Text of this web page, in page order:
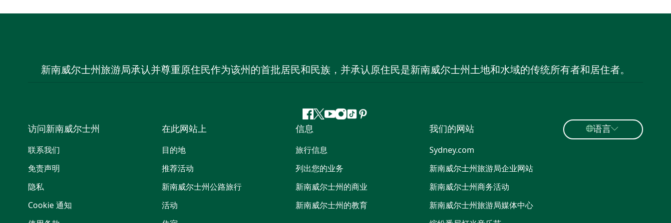
新南威尔士州旅游局承认并尊重原住民作为该州的首批居民和民族，并承认原住民是新南威尔士州土地和水域的传统所有者和居住者。
Facebook
叽
喳
喳
YouTube
Instagram
抖 Pinterest
访问新南威尔士州
联系我们
免责声明
隐私
Cookie 通知
在此网站上
目的地
推荐活动
新南威尔士州公路旅行
活动
信息
旅行信息
列出您的业务
新南威尔士州的商业
新南威尔士州的教育
我们的网站
Sydney.com
新南威尔士州旅游局企业网站
新南威尔士州商务活动
新南威尔士州旅游局媒体中心
语言